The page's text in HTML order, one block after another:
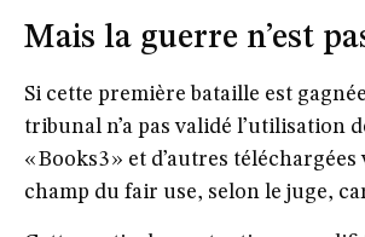
Mais la guerre n’est
Si cette première bataille est
tribunal n’a pas validé l’utilisation
« Books3 » et d’autres
champ du fair use, selon le juge,